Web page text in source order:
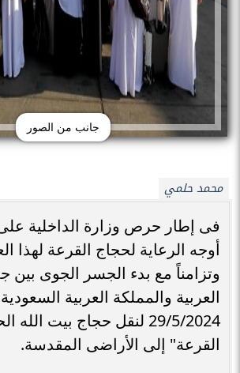
جانب من الصور
محمد حلمي
فى إطار حرص وزارة الداخلية
وتزامناً مع بدء الجسر الجوى بين
العربية والمملكة العربية
29/5/2024 لنقل حجاج بيت
القرعة" إلى الأراضى المقدسة.